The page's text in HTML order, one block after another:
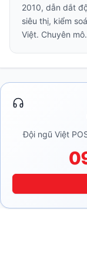
2010, dẫn dắt
siêu thị, kiểm
Việt. Chuyên
Đội ngũ Việt